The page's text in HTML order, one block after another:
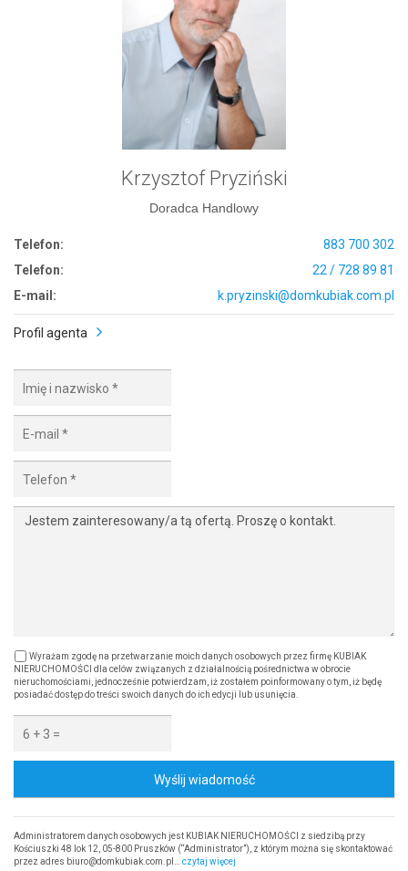
Krzysztof Pryziński
Doradca Handlowy
Telefon:
883 700 302
Telefon:
22 / 728 89 81
E-mail:
k.pryzinski@domkubiak.com.pl
Profil agenta
Wyrażam zgodę na przetwarzanie moich danych osobowych przez firmę KUBIAK
NIERUCHOMOŚCI dla celów związanych z działalnością pośrednictwa w obrocie
nieruchomościami, jednocześnie potwierdzam, iż zostałem poinformowany o tym, iż będę
posiadać dostęp do treści swoich danych do ich edycji lub usunięcia.
Wyślij wiadomość
Administratorem danych osobowych jest KUBIAK NIERUCHOMOŚCI z siedzibą przy
Kościuszki 48 lok 12, 05-800 Pruszków (“Administrator”), z którym można się skontaktować
przez adres biuro@domkubiak.com.pl… czytaj więcej